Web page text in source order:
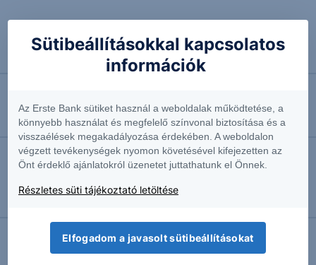
2026.08.07. 09:36
Évtizedes mélyponton az infláció
Vezető makrogazdasági elemző
2026.08.07. 09:18
Erős lett a MOL második negyedéve
2026.08.07. 08:59
Újra bellobanhat egy szikra: Olaj - 2026/60 - napi
Sütibeállításokkal kapcsolatos
információk
Az Erste Bank sütiket használ a weboldalak működtetése, a
könnyebb használat és megfelelő színvonal biztosítása és a
visszaélések megakadályozása érdekében. A weboldalon
végzett tevékenységek nyomon követésével kifejezetten az
Önt érdeklő ajánlatokról üzenetet juttathatunk el Önnek.
Részletes süti tájékoztató letöltése
Elfogadom a javasolt sütibeállításokat